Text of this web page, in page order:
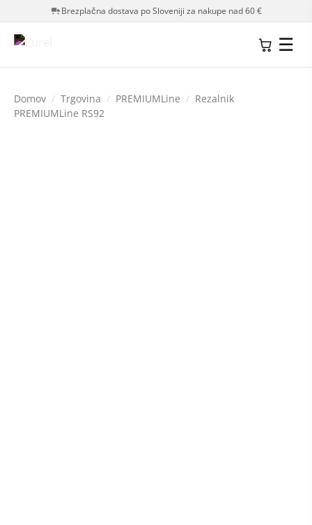
Brezplačna dostava po Sloveniji za nakupe nad 60 €
☰
Domov / Trgovina / PREMIUMLine / Rezalnik
PREMIUMLine RS92